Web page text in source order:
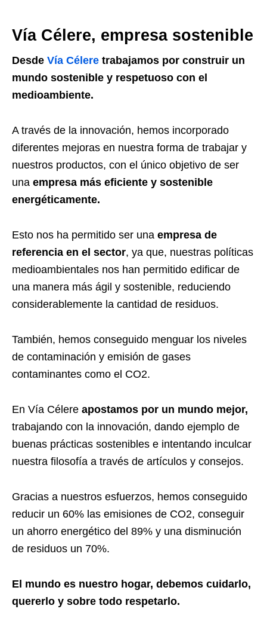
Vía Célere, empresa sostenible
Desde Vía Célere trabajamos por construir un
mundo sostenible y respetuoso con el
medioambiente.
A través de la innovación, hemos incorporado
diferentes mejoras en nuestra forma de trabajar y
nuestros productos, con el único objetivo de ser
una empresa más eficiente y sostenible
energéticamente.
Esto nos ha permitido ser una empresa de
referencia en el sector, ya que, nuestras políticas
medioambientales nos han permitido edificar de
una manera más ágil y sostenible, reduciendo
considerablemente la cantidad de residuos.
También, hemos conseguido menguar los niveles
de contaminación y emisión de gases
contaminantes como el CO2.
En Vía Célere apostamos por un mundo mejor,
trabajando con la innovación, dando ejemplo de
buenas prácticas sostenibles e intentando inculcar
nuestra filosofía a través de artículos y consejos.
Gracias a nuestros esfuerzos, hemos conseguido
reducir un 60% las emisiones de CO2, conseguir
un ahorro energético del 89% y una disminución
de residuos un 70%.
El mundo es nuestro hogar, debemos cuidarlo,
quererlo y sobre todo respetarlo.